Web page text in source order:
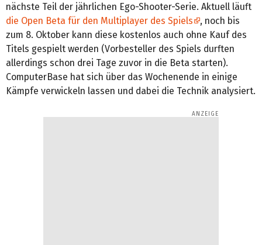
nächste Teil der jährlichen Ego-Shooter-Serie. Aktuell läuft
die Open Beta für den Multiplayer des Spiels
, noch bis
zum 8. Oktober kann diese kostenlos auch ohne Kauf des
Titels gespielt werden (Vorbesteller des Spiels durften
allerdings schon drei Tage zuvor in die Beta starten).
ComputerBase hat sich über das Wochenende in einige
Kämpfe verwickeln lassen und dabei die Technik analysiert.